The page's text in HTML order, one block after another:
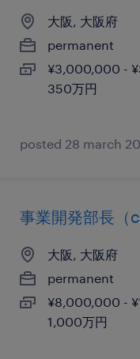
大阪, 大阪府
permanent
¥3,000,000 -
350万円
posted 28 march
事業開発部長（
大阪, 大阪府
permanent
¥8,000,000 -
1,000万円